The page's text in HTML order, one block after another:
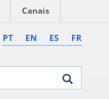
Canais
PT EN ES FR